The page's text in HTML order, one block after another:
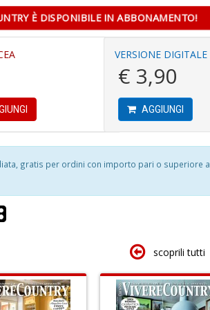
È DISPONIBILE IN ABBONAMENTO!
VERSIONE DIGITALE
€ 3,90
AGGIUNGI
gratis per ordini con importo pari o superiore a
scoprili tutti